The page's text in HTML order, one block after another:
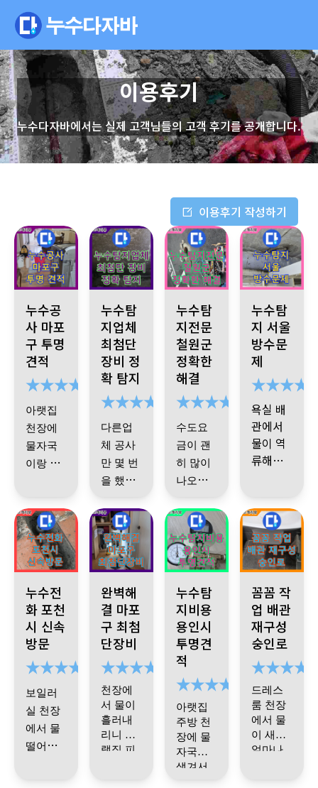
이용후기
누수다자바에서는 실제 고객님들의 고객 후기를 공개합니다.
이용후기 작성하기
누수공
사 마포
구 투명
견적
아랫집
천장에
물자국
이랑 곰
서 괜히
미안하
고 난감
했는데
ㅠㅠ 다
행히 배
관은 이
상 없고
방수층
만 문제
라 바로
잡아주
셨어요
ㅎㅎ 이
누수탐
지업체
최첨단
장비 정
확 탐지
다른업
체 공사
만 몇 번
을 했는
결이 안
돼서 스
트레스
가 이만
저만이
아니었
습니다.
이번에
와서 보
시더니
보일러
배관 불
량이랑
방수 문
누수탐
지전문
철원군
정확한
해결
수도요
금이 괜
히 많이
나오길
하다 어
디서 물
이 새는
갑다 했
는데 수
돗물 배
관에서
새고 있
더군요
기사님
이 꼼꼼
히 검사
해서 바
로 잡아
주셔서
누수탐
지 서울
방수문
제
욕실 배
관에서
물이 역
류해서
에서 빠
른 접수
와 수리
로 잘 마
었죠
기사님
의 자세
과 사후
관리도
잘 말씀
주셔서
더욱 감
사했습
니다
누수전
화 포천
시 신속
방문
보일러
실 천장
에서 물
떨어져
완벽해
결 마포
구 최첨
단장비
천장에
서 물이
흘러내
리니 아
랫집 피
누수탐
지비용
용인시
투명견
적
아랫집
주방 천
장에 물
자국이
생겨서
꼼꼼 작
업 배관
재구성
숭인로
드레스
룸 천장
에서 물
이 새서
얼마나